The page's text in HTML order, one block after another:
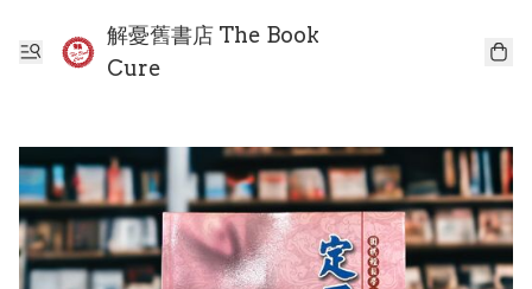
解憂舊書店 The Book
Cure